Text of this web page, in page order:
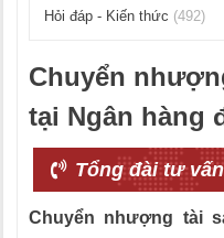
Hỏi đáp - Kiến thức (492)
Chuyển
tại Ngân hàng
Tổng đài tư
Chuyển nhượng tài